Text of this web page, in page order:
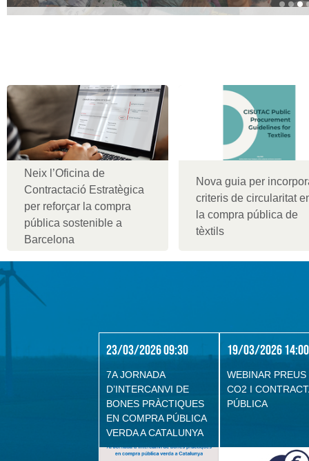
Neix l’Oficina de
Contractació Estratègica
per reforçar la compra
pública sostenible a
Barcelona
Nova guia per
criteris de circularitat
la compra pública de
tèxtils
23/03/2026 09:30
7A JORNADA
D’INTERCANVI DE
BONES PRÀCTIQUES
EN COMPRA PÚBLICA
VERDA A CATALUNYA
19/03/2026 14:00
WEBINAR PREUS
CO2 I
PÚBLICA